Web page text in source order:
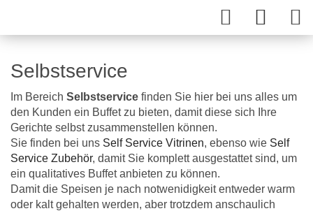
Selbstservice
Im Bereich Selbstservice finden Sie hier bei uns alles um
den Kunden ein Buffet zu bieten, damit diese sich Ihre
Gerichte selbst zusammenstellen können.
Sie finden bei uns Self Service Vitrinen, ebenso wie Self
Service Zubehör, damit Sie komplett ausgestattet sind, um
ein qualitatives Buffet anbieten zu können.
Damit die Speisen je nach notwenidigkeit entweder warm
oder kalt gehalten werden, aber trotzdem anschaulich